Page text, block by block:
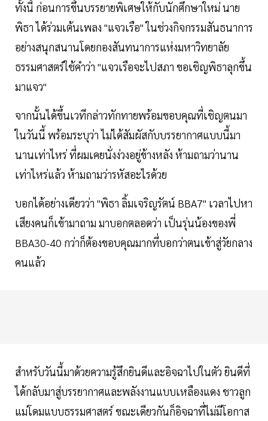
ทั้งนี้ ก่อนการขึ้นบรรยายพิเศษให้กับนักศึกษาใหม่ นาย
พิธา ได้ร่วมเต้นเพลง "แจวเรือ" ในช่วงกิจกรรมสันธนาการ
อย่างสนุกสนานโดยกองสันทนาการแห่งมหาวิทยาลัย
ธรรมศาสตร์ใช้คำว่า "แจวเรือจะไปสภา ขอเชิญพิธาลุกขึ้น
มาแจว"
จากนั้นได้ขึ้นเวทีกล่าวทักทายพร้อมขอบคุณที่เชิญตนมา
ในวันนี้ พร้อมระบุว่า ไม่ได้สัมผัสกับบรรยากาศแบบนี้มา
นานเท่าไหร่ ที่ผมเคยนั่งง่วงอยู่ข้างหลัง ห้ามถามว่านาน
เท่าไหร่แล้ว ห้ามถามว่ารหัสอะไรด้วย
บอกได้อย่างเดียวว่า "พิธา ลิ้มเจริญรัตน์ BBA7" เวลาไปหา
เสียงคนก็เข้ามาถาม มาบอกตลอดว่า เป็นรุ่นน้องของพี่
BBA30-40 กว่าก็ต้องขอบคุณมากที่บอกว่าตนเข้าสู่วัยกลาง
คนแล้ว
สำหรับวันนี้มาด้วยความรู้สึกยินดีและอิจฉาไปในตัว ยินดีที่
ได้กลับมาสู่บรรยากาศและพลังงานแบบเหลืองแดง ชาวลูก
แม่โดมแบบธรรมศาสตร์ ขณะเดียวกันก็อิจฉาที่ไม่มีโอกาส